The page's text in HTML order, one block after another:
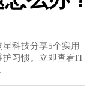
科技分享5个实用
习惯。立即查看IT